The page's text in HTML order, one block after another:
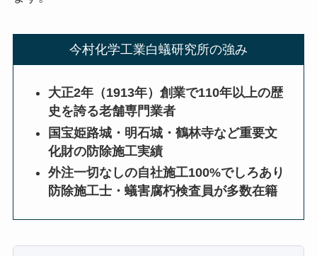
今村化学工業白蟻研究所の強み
大正2年（1913年）創業で110年以上の歴
史を誇る老舗専門業者
国宝姫路城・明石城・鶴林寺など重要文
化財の防除施工実績
外注一切なしの自社施工100%でしろあり
防除施工士・蟻害腐朽検査員が多数在籍